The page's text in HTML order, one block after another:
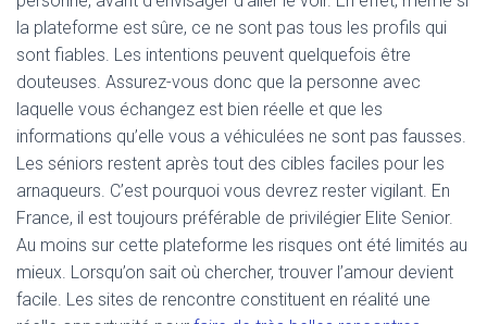
la plateforme est sûre, ce ne sont pas tous les profils qui
sont fiables. Les intentions peuvent quelquefois être
douteuses. Assurez-vous donc que la personne avec
laquelle vous échangez est bien réelle et que les
informations qu’elle vous a véhiculées ne sont pas fausses.
Les séniors restent après tout des cibles faciles pour les
arnaqueurs. C’est pourquoi vous devrez rester vigilant. En
France, il est toujours préférable de privilégier Elite Senior.
Au moins sur cette plateforme les risques ont été limités au
mieux. Lorsqu’on sait où chercher, trouver l’amour devient
facile. Les sites de rencontre constituent en réalité une